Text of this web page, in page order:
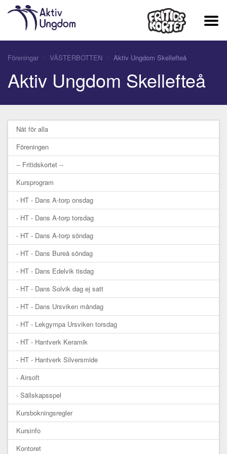
Föreningar VÄSTERBOTTEN Aktiv Ungdom Skellefteå
Aktiv Ungdom Skellefteå
Nåt för alla
Föreningen
-- Fritidskortet --
Kursprogram
- HT - Dans A-torp onsdag
- HT - Dans A-torp torsdag
- HT - Dans A-torp söndag
- HT - Dans Bureå söndag
- HT - Dans Edelvik tisdag
- HT - Dans Solvik dag ej satt
- HT - Dans Ursviken måndag
- HT - Lekgympa Ursviken torsdag
- HT - Hantverk Keramik
- HT - Hantverk Silversmide
- Airsoft
- Sällskapsspel
Kursbokningsregler
Kursinfo
Kontoret